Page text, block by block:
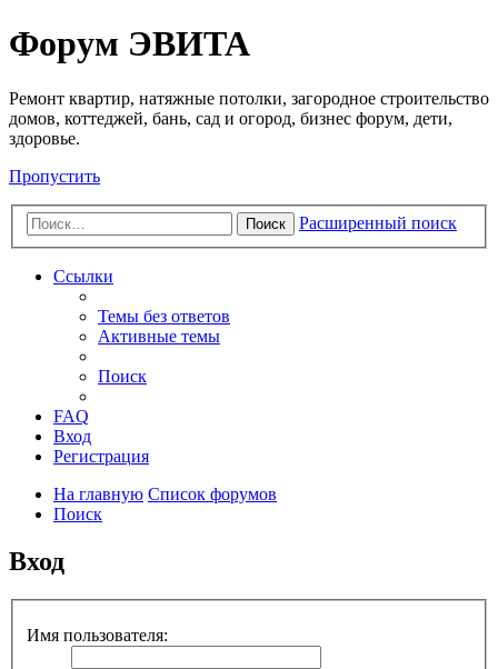
Регистрация
Форум ЭВИТА
Ремонт квартир, натяжные потолки, загородное строительство
домов, коттеджей, бань, сад и огород, бизнес форум, дети,
здоровье.
Пропустить
Поиск Расширенный поиск
Ссылки
Темы без ответов
Активные темы
Поиск
FAQ
Вход
Регистрация
На главную Список форумов
Поиск
Вход
Имя пользователя: